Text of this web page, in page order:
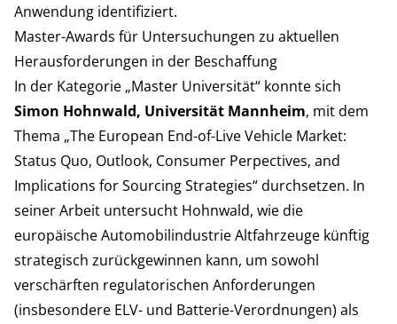
Anwendung identifiziert.
Master-Awards für Untersuchungen zu aktuellen
Herausforderungen in der Beschaffung
In der Kategorie „Master Universität“ konnte sich
Simon Hohnwald, Universität Mannheim, mit dem
Thema „The European End-of-Live Vehicle Market:
Status Quo, Outlook, Consumer Perpectives, and
Implications for Sourcing Strategies“ durchsetzen. In
seiner Arbeit untersucht Hohnwald, wie die
europäische Automobilindustrie Altfahrzeuge künftig
strategisch zurückgewinnen kann, um sowohl
verschärften regulatorischen Anforderungen
(insbesondere ELV- und Batterie-Verordnungen) als